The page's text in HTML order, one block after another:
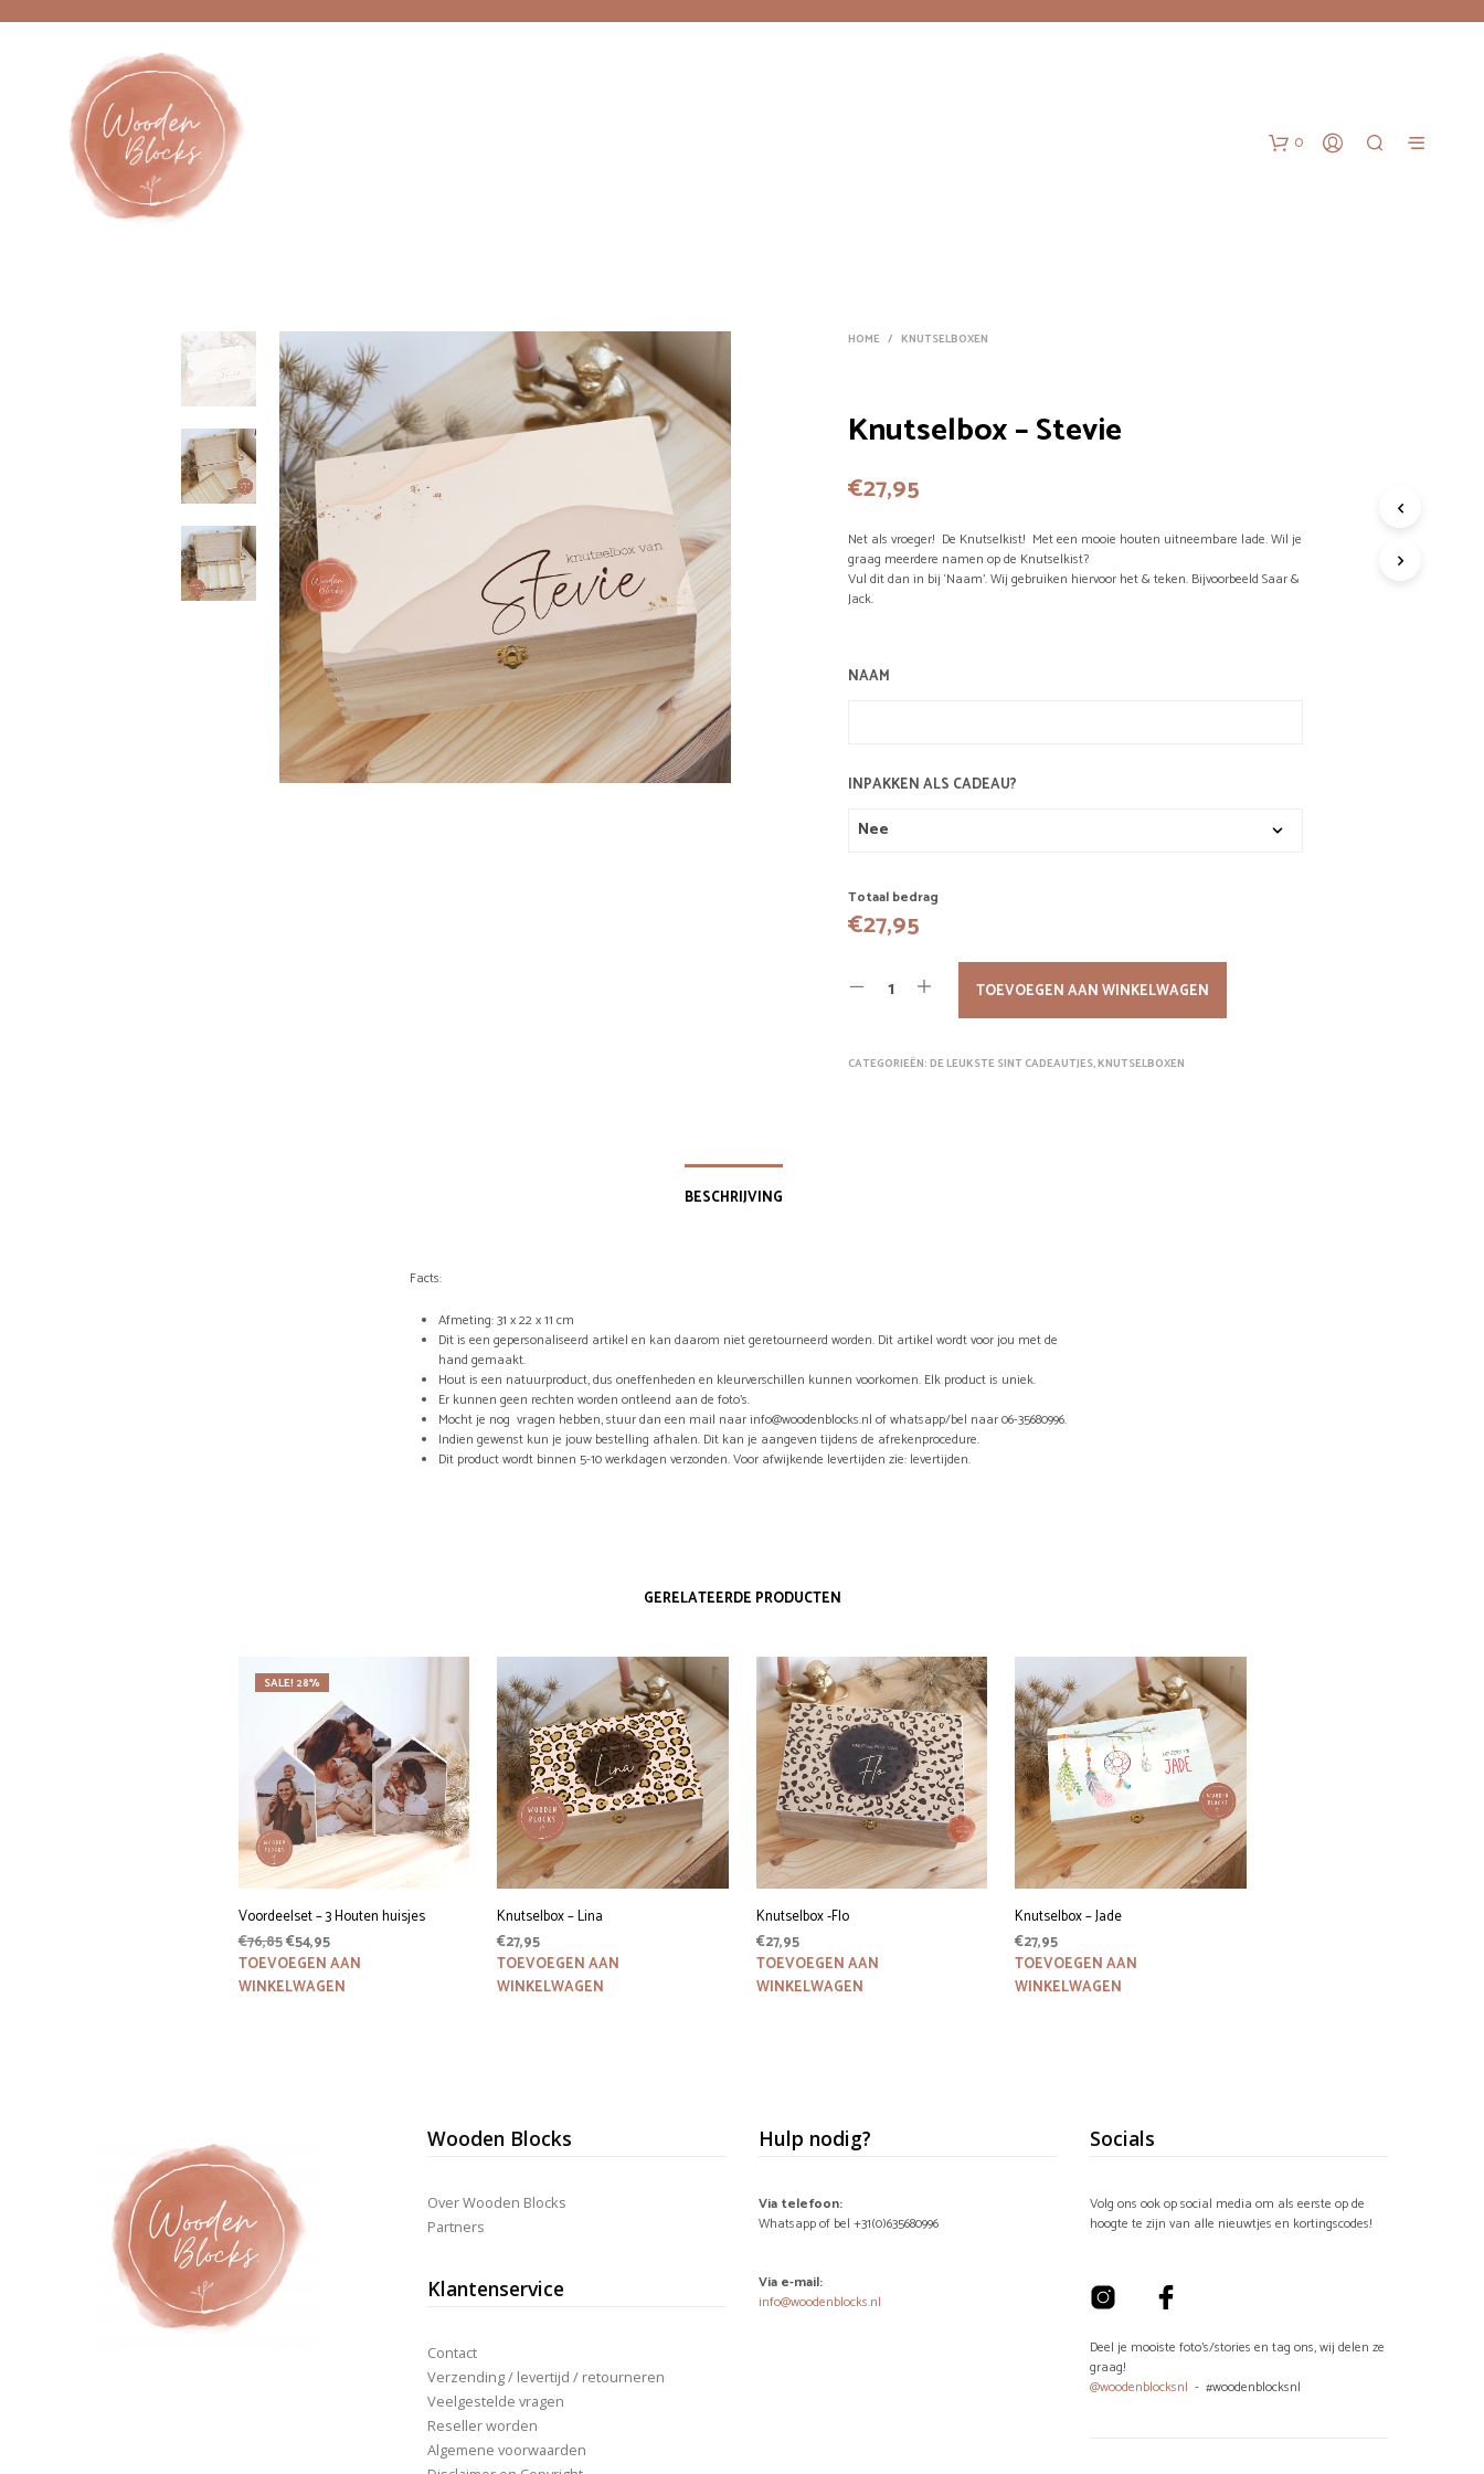
0
HOME / KNUTSELBOXEN
Knutselbox – Stevie
€27,95
Net als vroeger! De Knutselkist! Met een mooie houten uitneembare lade. Wil je
graag meerdere namen op de Knutselkist?
Vul dit dan in bij ‘Naam’. Wij gebruiken hiervoor het & teken. Bijvoorbeeld Saar &
Jack.
NAAM
INPAKKEN ALS CADEAU?
Totaal bedrag
€27,95
TOEVOEGEN AAN WINKELWAGEN
CATEGORIEËN:DE LEUKSTE SINT CADEAUTJES,KNUTSELBOXEN
BESCHRIJVING
Facts:
Afmeting: 31 x 22 x 11 cm
Dit is een gepersonaliseerd artikel en kan daarom niet geretourneerd worden. Dit artikel wordt voor jou met de
hand gemaakt.
Hout is een natuurproduct, dus oneffenheden en kleurverschillen kunnen voorkomen. Elk product is uniek.
Er kunnen geen rechten worden ontleend aan de foto’s.
Mocht je nog vragen hebben, stuur dan een mail naar info@woodenblocks.nl of whatsapp/bel naar 06-35680996.
Indien gewenst kun je jouw bestelling afhalen. Dit kan je aangeven tijdens de afrekenprocedure.
Dit product wordt binnen 5-10 werkdagen verzonden. Voor afwijkende levertijden zie: levertijden.
GERELATEERDE PRODUCTEN
SALE! 28%
Voordeelset – 3 Houten huisjes
€76,85Oorspronkelijke
prijs
was:
€54,95Huidige
prijs
is:
TOEVOEGEN AAN
WINKELWAGEN
Knutselbox – Lina
€27,95
TOEVOEGEN AAN
WINKELWAGEN
Knutselbox -Flo
€27,95
TOEVOEGEN AAN
WINKELWAGEN
Knutselbox – Jade
€27,95
TOEVOEGEN AAN
WINKELWAGEN
Wooden Blocks
Over Wooden Blocks
Partners
Klantenservice
Contact
Verzending / levertijd / retourneren
Veelgestelde vragen
Reseller worden
Algemene voorwaarden
Hulp nodig?
Via telefoon:
Whatsapp of bel +31(0)635680996
Via e-mail:
info@woodenblocks.nl
Socials
Volg ons ook op social media om als eerste op de
hoogte te zijn van alle nieuwtjes en kortingscodes!
Deel je mooiste foto's/stories en tag ons, wij delen ze
graag!
@woodenblocksnl - #woodenblocksnl